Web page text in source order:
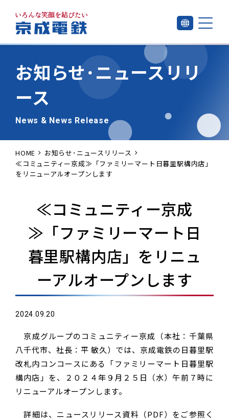
お知らせ･ニュースリリ
ース
News & News Release
HOME
お知らせ･ニュースリリース
≪コミュニティー京成≫「ファミリーマート日暮里駅構内店」
をリニューアルオープンします
≪コミュニティー京成
≫「ファミリーマート日
暮里駅構内店」をリニュ
ーアルオープンします
2024.09.20
京成グループのコミュニティー京成（本社：千葉県
八千代市、社長：平 敏久）では、京成電鉄の日暮里駅
改札内コンコースにある「ファミリーマート日暮里駅
構内店」を、２０２４年９月２５日（水）午前７時に
リニューアルオープンします。
詳細は、ニュースリリース資料（PDF）をご参照く